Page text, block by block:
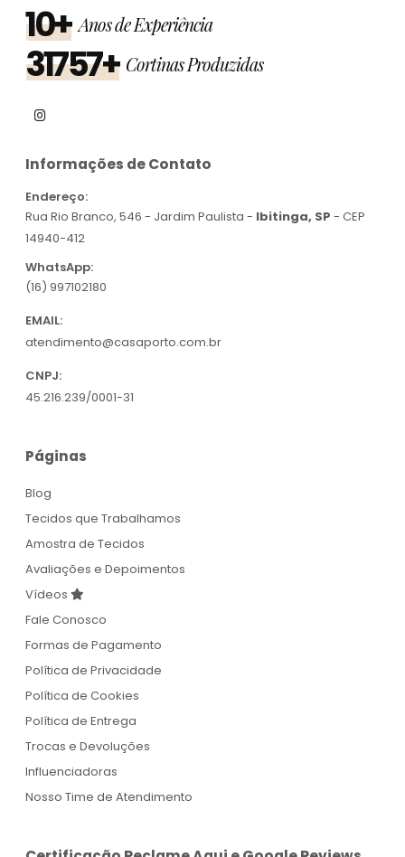
10+ Anos de Experiência
31757+ Cortinas Produzidas
Informações de Contato
Endereço:
Rua Rio Branco, 546 - Jardim Paulista - Ibitinga, SP - CEP
14940-412
WhatsApp:
(16) 997102180
EMAIL:
atendimento@casaporto.com.br
CNPJ:
45.216.239/0001-31
Páginas
Blog
Tecidos que Trabalhamos
Amostra de Tecidos
Avaliações e Depoimentos
Vídeos
Fale Conosco
Formas de Pagamento
Política de Privacidade
Política de Cookies
Política de Entrega
Trocas e Devoluções
Influenciadoras
Nosso Time de Atendimento